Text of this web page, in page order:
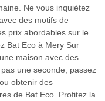
Ne vous inquiétez
des motifs de
prix abordables sur le
Bat Eco à Mery Sur
maison avec des
une seconde, passez
obtenir des
de Bat Eco. Profitez la